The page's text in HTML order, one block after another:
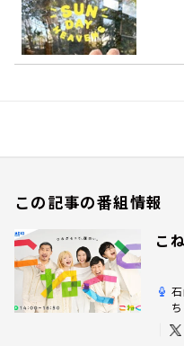
この記事の番組情報
こ